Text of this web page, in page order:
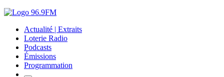
Actualité | Extraits
Loterie Radio
Podcasts
Émissions
Programmation